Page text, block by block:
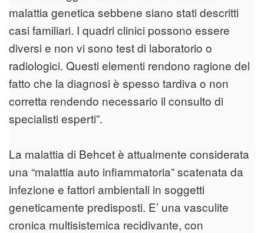
malattia genetica sebbene siano stati descritti
casi familiari. I quadri clinici possono essere
diversi e non vi sono test di laboratorio o
radiologici. Questi elementi rendono ragione del
fatto che la diagnosi è spesso tardiva o non
corretta rendendo necessario il consulto di
specialisti esperti”.
La malattia di Behcet è attualmente considerata
una “malattia auto infiammatoria” scatenata da
infezione e fattori ambientali in soggetti
geneticamente predisposti. E’ una vasculite
cronica multisistemica recidivante, con